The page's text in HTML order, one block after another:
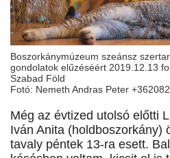
Boszorkánymúzeum szeánsz
gondolatok elűzéséért 2019.12.13
Szabad Föld
Fotó: Nemeth Andras Peter
Még az évtized utolsó előtti
Iván Anita (holdboszorkány)
tavaly péntek 13-ra esett.